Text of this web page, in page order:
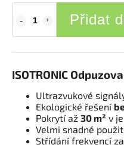
Přidat
ISOTRONIC
Ultrazvukové
Ekologické řešení
Pokrytí až 30 m² v
Velmi snadné
Střídání frekvencí